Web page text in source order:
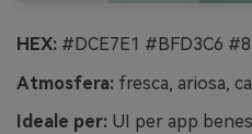
HEX: #DCE7E1 #BFD3C6
Atmosfera: fresca, ariosa,
Ideale per: UI per app